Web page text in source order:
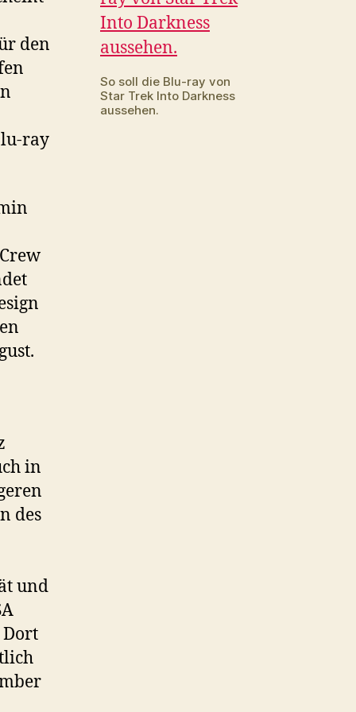
und
So soll die Blu-ray von
Star Trek Into Darkness
aussehen.
den
ray
in
des
und
Dort